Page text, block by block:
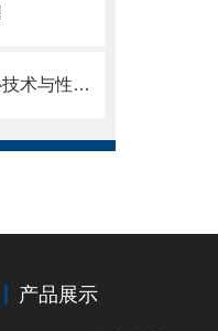
气动排泥阀高效排污的核心技术与性能解析
产品展示